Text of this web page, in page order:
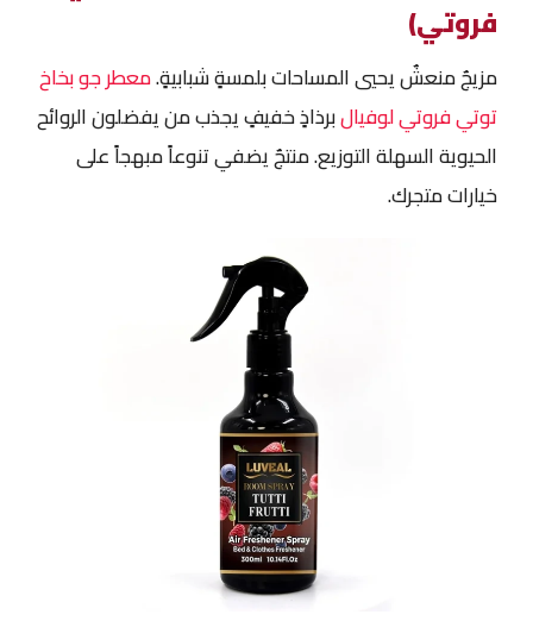
فروتي)
مزيجٌ منعشٌ يحيي المساحات بلمسةٍ شبابيةٍ.معطر جو بخاخ
توتي فروتيلوفيالبرذاذٍ خفيفٍ يجذب من يفضلون الروائح
الحيوية السهلة التوزيع. منتجٌ يضفي تنوعاً مبهجاً على
خيارات متجرك.